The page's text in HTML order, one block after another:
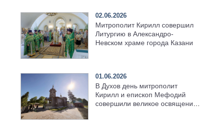
02.06.2026
Митрополит Кирилл совершил
Литургию в Александро-
Невском храме города Казани
01.06.2026
В Духов день митрополит
Кирилл и епископ Мефодий
совершили великое освящение